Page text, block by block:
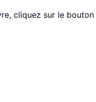
cliquez sur le bouton